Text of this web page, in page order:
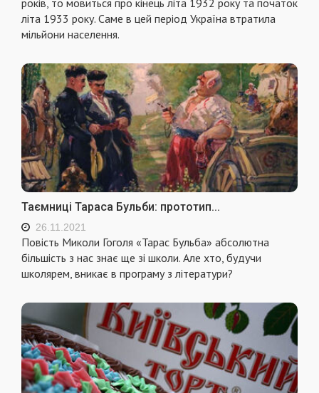
років, то мовиться про кінець літа 1932 року та початок
літа 1933 року. Саме в цей період Україна втратила
мільйони населення.
Таємниці Тараса Бульби: прототип...
26.11.2021
Повість Миколи Гоголя «Тарас Бульба» абсолютна
більшість з нас знає ще зі школи. Але хто, будучи
школярем, вникає в програму з літератури?